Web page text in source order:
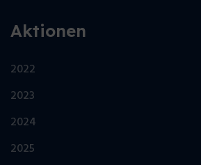
Aktionen
2022
2023
2024
2025